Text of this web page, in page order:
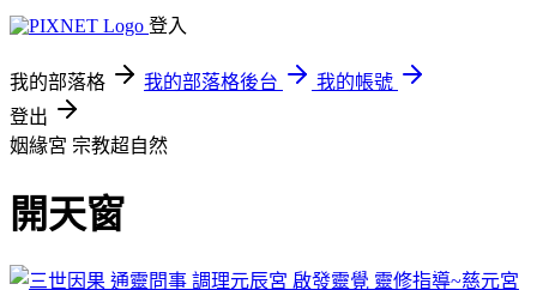
登入
我的部落格 我的部落格後台
我的帳號
登出
姻緣宮 宗教超自然
開天窗